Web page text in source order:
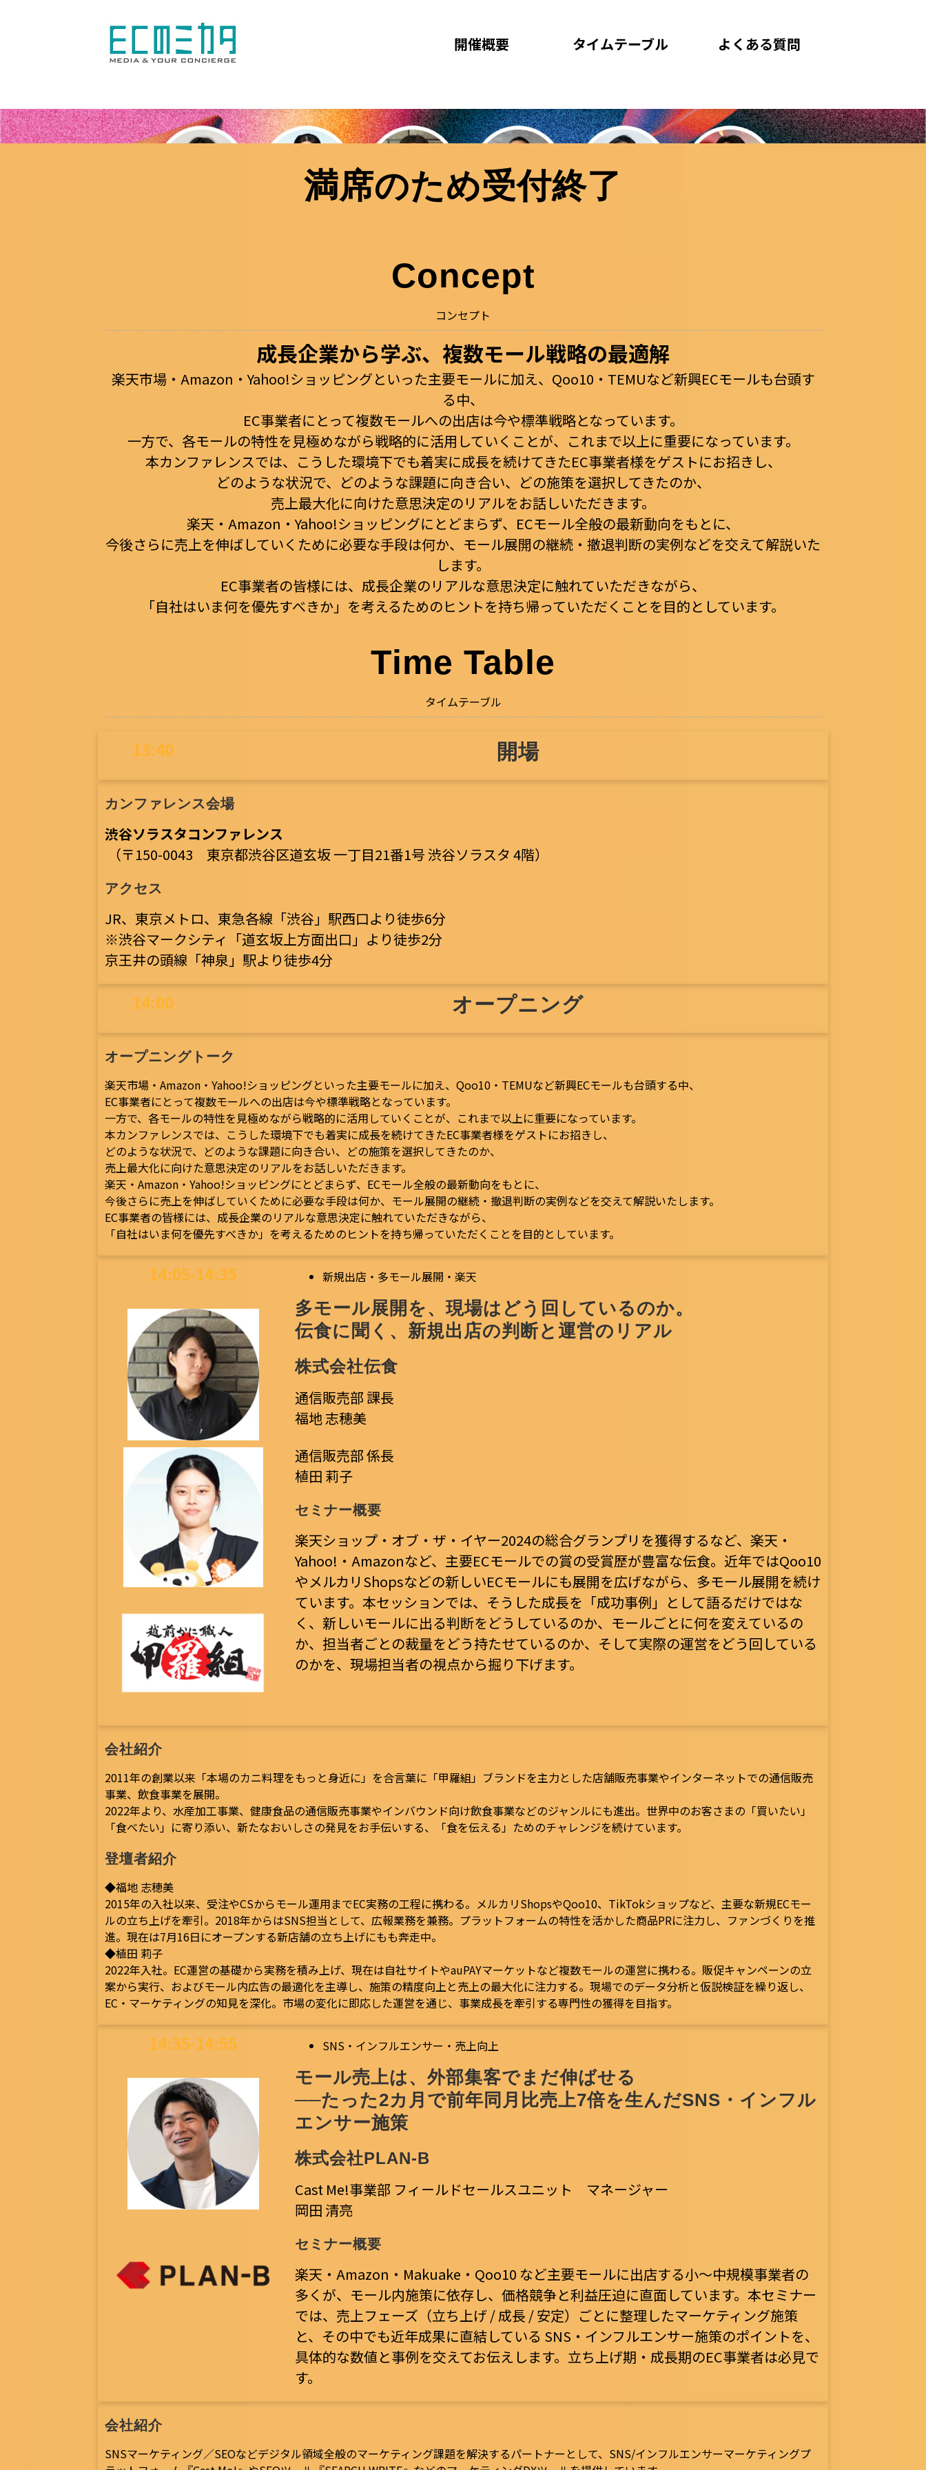
開催概要 タイムテーブル よくある質問
満席のため受付終了
Concept
コンセプト
成長企業から学ぶ、複数モール戦略の最適解
楽天市場・Amazon・Yahoo!ショッピングといった主要モールに加え、Qoo10・TEMUなど新興ECモールも台頭す
る中、
EC事業者にとって複数モールへの出店は今や標準戦略となっています。
一方で、各モールの特性を見極めながら戦略的に活用していくことが、これまで以上に重要になっています。
本カンファレンスでは、こうした環境下でも着実に成長を続けてきたEC事業者様をゲストにお招きし、
どのような状況で、どのような課題に向き合い、どの施策を選択してきたのか、
売上最大化に向けた意思決定のリアルをお話しいただきます。
楽天・Amazon・Yahoo!ショッピングにとどまらず、ECモール全般の最新動向をもとに、
今後さらに売上を伸ばしていくために必要な手段は何か、モール展開の継続・撤退判断の実例などを交えて解説いた
します。
EC事業者の皆様には、成長企業のリアルな意思決定に触れていただきながら、
「自社はいま何を優先すべきか」を考えるためのヒントを持ち帰っていただくことを目的としています。
Time Table
タイムテーブル
13:40 開場
カンファレンス会場
渋谷ソラスタコンファレンス
（〒150-0043 東京都渋谷区道玄坂 一丁目21番1号 渋谷ソラスタ 4階）
アクセス
JR、東京メトロ、東急各線「渋谷」駅西口より徒歩6分
※渋谷マークシティ「道玄坂上方面出口」より徒歩2分
京王井の頭線「神泉」駅より徒歩4分
14:00 オープニング
オープニングトーク
楽天市場・Amazon・Yahoo!ショッピングといった主要モールに加え、Qoo10・TEMUなど新興ECモールも台頭する中、
EC事業者にとって複数モールへの出店は今や標準戦略となっています。
一方で、各モールの特性を見極めながら戦略的に活用していくことが、これまで以上に重要になっています。
本カンファレンスでは、こうした環境下でも着実に成長を続けてきたEC事業者様をゲストにお招きし、
どのような状況で、どのような課題に向き合い、どの施策を選択してきたのか、
売上最大化に向けた意思決定のリアルをお話しいただきます。
楽天・Amazon・Yahoo!ショッピングにとどまらず、ECモール全般の最新動向をもとに、
今後さらに売上を伸ばしていくために必要な手段は何か、モール展開の継続・撤退判断の実例などを交えて解説いたします。
EC事業者の皆様には、成長企業のリアルな意思決定に触れていただきながら、
「自社はいま何を優先すべきか」を考えるためのヒントを持ち帰っていただくことを目的としています。
14:05-14:35 新規出店・多モール展開・楽天
多モール展開を、現場はどう回しているのか。
株式会社伝食
通信販売部 課長
福地 志穂美
通信販売部係長
植田 莉子
セミナー概要
楽天ショップ・オブ・ザ・イヤー2024の総合グランプリを獲得するなど、楽天・
Yahoo!・Amazonなど、主要ECモールでの賞の受賞歴が豊富な伝食。近年ではQoo10
やメルカリShopsなどの新しいECモールにも展開を広げながら、多モール展開を続け
ています。本セッションでは、そうした成長を「成功事例」として語るだけではな
く、新しいモールに出る判断をどうしているのか、モールごとに何を変えているの
か、担当者ごとの裁量をどう持たせているのか、そして実際の運営をどう回している
のかを、現場担当者の視点から掘り下げます。
会社紹介
2011年の創業以来「本場のカニ料理をもっと身近に」を合言葉に「甲羅組」ブランドを主力とした店舗販売事業やインターネットでの通信販売
事業、飲食事業を展開。
2022年より、水産加工事業、健康食品の通信販売事業やインバウンド向け飲食事業などのジャンルにも進出。世界中のお客さまの「買いたい」
「食べたい」に寄り添い、新たなおいしさの発見をお手伝いする、「食を伝える」ためのチャレンジを続けています。
登壇者紹介
◆福地 志穂美
2015年の入社以来、受注やCSからモール運用までEC実務の工程に携わる。メルカリShopsやQoo10、TikTokショップなど、主要な新規ECモー
ルの立ち上げを牽引。2018年からはSNS担当として、広報業務を兼務。プラットフォームの特性を活かした商品PRに注力し、ファンづくりを推
進。現在は7月16日にオープンする新店舗の立ち上げにもも奔走中。
◆植田 莉子
2022年入社。EC運営の基礎から実務を積み上げ、現在は自社サイトやauPAYマーケットなど複数モールの運営に携わる。販促キャンペーンの立
案から実行、およびモール内広告の最適化を主導し、施策の精度向上と売上の最大化に注力する。現場でのデータ分析と仮説検証を繰り返し、
EC・マーケティングの知見を深化。市場の変化に即応した運営を通じ、事業成長を牽引する専門性の獲得を目指す。
14:35-14:55 SNS・インフルエンサー・売上向上
モール売上は、外部集客でまだ伸ばせる
──たった2カ月で前年同月比売上7倍を生んだSNS・インフル
エンサー施策
株式会社PLAN-B
Cast Me!事業部 フィールドセールスユニット マネージャー
岡田 清亮
セミナー概要
楽天・Amazon・Makuake・Qoo10 など主要モールに出店する小〜中規模事業者の
多くが、モール内施策に依存し、価格競争と利益圧迫に直面しています。本セミナー
では、売上フェーズ（立ち上げ / 成長 / 安定）ごとに整理したマーケティング施策
と、 その中でも近年成果に直結している SNS・インフルエンサー施策のポイントを、
具体的な数値と事例を交えてお伝えします。 立ち上げ期・成長期のEC事業者は必見で
す。
会社紹介
SNSマーケティング／SEOなどデジタル領域全般のマーケティング課題を解決するパートナーとして、SNS/インフルエンサーマーケティングプ